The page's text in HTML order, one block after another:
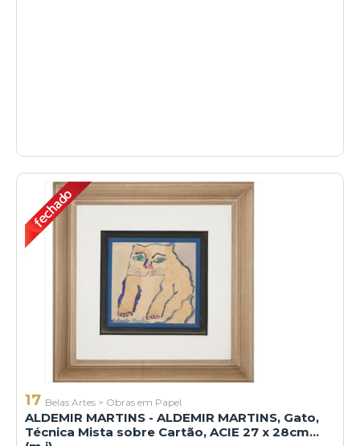
17 Belas Artes > Obras em Papel
ALDEMIR MARTINS - ALDEMIR MARTINS, Gato,
Técnica Mista sobre Cartão, ACIE 27 x 28cm